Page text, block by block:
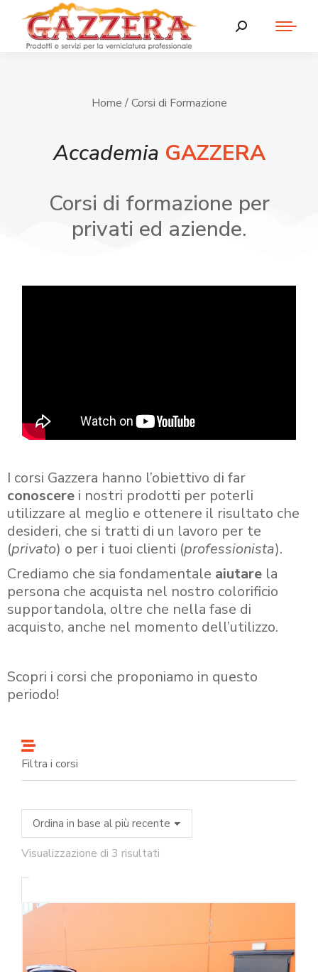
Home / Corsi di Formazione
Accademia GAZZERA
Corsi di formazione per
privati ed aziende.
I corsi Gazzera hanno l’obiettivo di far
conoscere i nostri prodotti per poterli
utilizzare al meglio e ottenere il risultato che
desideri, che si tratti di un lavoro per te
(privato) o per i tuoi clienti (professionista).
Crediamo che sia fondamentale aiutare la
persona che acquista nel nostro colorificio
supportandola, oltre che nella fase di
acquisto, anche nel momento dell’utilizzo.
Scopri i corsi che proponiamo in questo
periodo!
Filtra i corsi
Visualizzazione di 3 risultati